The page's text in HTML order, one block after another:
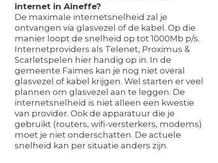
internet in Aineffe?
De maximale internetsnelheid zal je
ontvangen via glasvezel of de kabel. Op die
manier loopt de snelheid op tot 1000Mb p/s.
Internetproviders als Telenet, Proximus &
Scarletspelen hier handig op in. In de
gemeente Faimes kan je nog niet overal
glasvezel of kabel krijgen. Wel starten er veel
plannen om glasvezel aan te leggen. De
internetsnelheid is niet alleen een kwestie
van provider. Ook de apparatuur die je
gebruikt (routers, wifi-versterkers, modems)
moet je niet onderschatten. De actuele
snelheid kan per situatie anders zijn.